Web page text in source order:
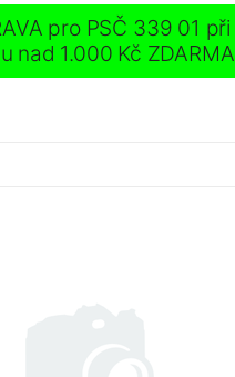
pro PSČ 339 01 při
nad 1.000 Kč ZDARMA